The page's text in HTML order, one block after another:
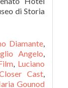
Diamante,
Angelo,
, Luciano
Cast,
Gounod